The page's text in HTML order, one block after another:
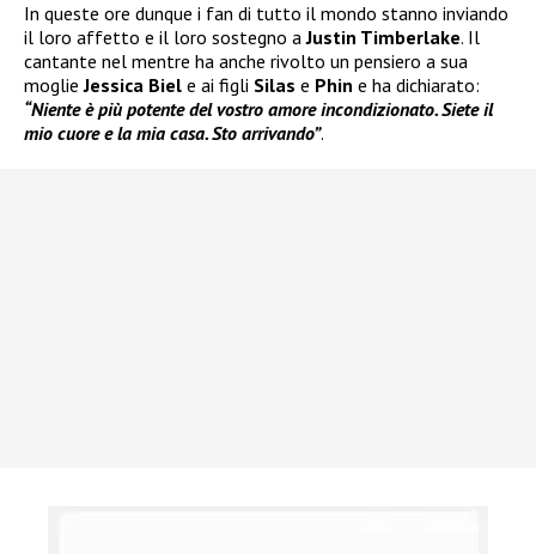
In queste ore dunque i fan di tutto il mondo stanno inviando
il loro affetto e il loro sostegno aJustin Timberlake. Il
cantante nel mentre ha anche rivolto un pensiero a sua
moglieJessica Biel e ai figli Silas e Phin e ha dichiarato:
“Niente è più potente del vostro amore incondizionato. Siete il
mio cuore e la mia casa. Sto arrivando”.